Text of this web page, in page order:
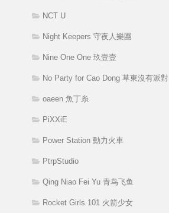
NCT U
Night Keepers 守夜人樂團
Nine One One 玖壹壹
No Party for Cao Dong 草東沒有派對
oaeen 魚丁糸
PiXXiE
Power Station 動力火車
PtrpStudio
Qing Niao Fei Yu 青鸟飞鱼
Rocket Girls 101 火箭少女